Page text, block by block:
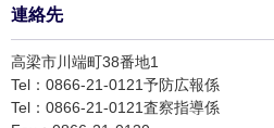
連絡先
高梁市川端町38番地1
Tel：0866-21-0121予防広報係
Tel：0866-21-0121査察指導係